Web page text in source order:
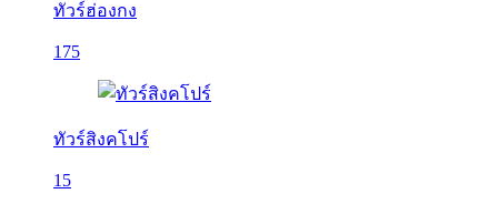
ทัวร์ฮ่องกง
175
ทัวร์สิงคโปร์
15